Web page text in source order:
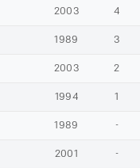
2003 4
1989 3
2003 2
1994 1
1989 -
2001 -